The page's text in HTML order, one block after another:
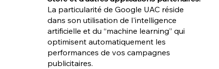
La particularité de Google UAC réside
dans son utilisation de l'intelligence
artificielle et du “machine learning” qui
optimisent automatiquement les
performances de vos campagnes
publicitaires.